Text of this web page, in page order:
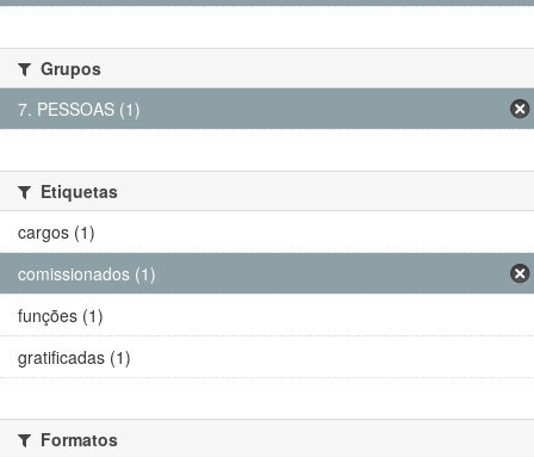
Grupos
7. PESSOAS (1)
Etiquetas
cargos (1)
comissionados (1)
funções (1)
gratificadas (1)
Formatos